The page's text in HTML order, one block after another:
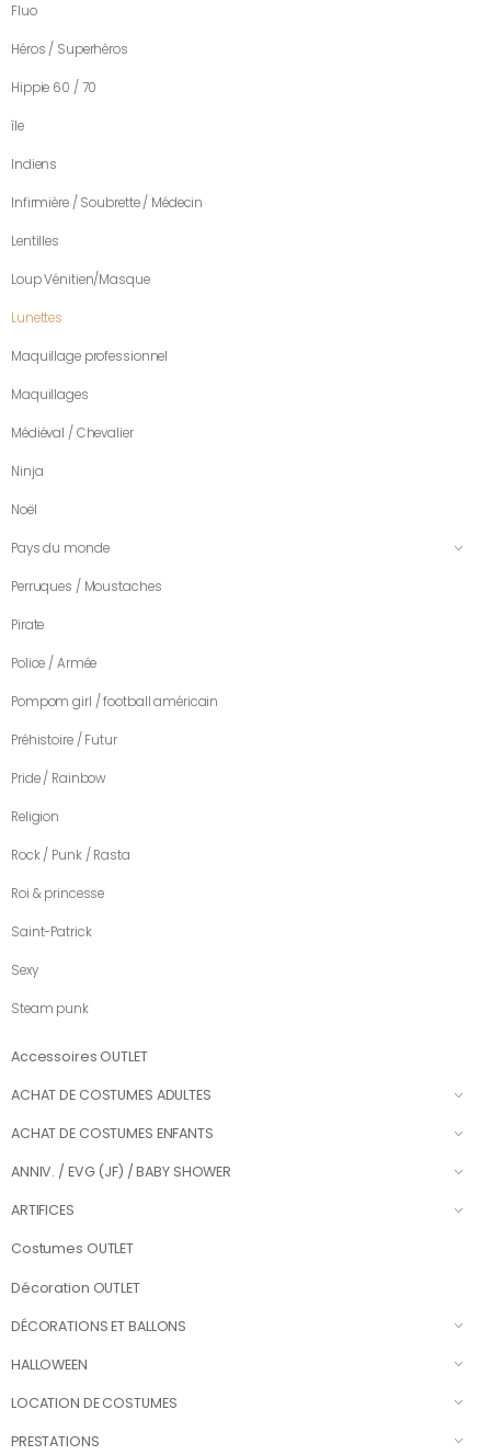
Fluo
Héros / Superhéros
Hippie 60 / 70
île
Indiens
Infirmière / Soubrette / Médecin
Lentilles
Loup Vénitien/Masque
Lunettes
Maquillage professionnel
Maquillages
Médiéval / Chevalier
Ninja
Noël
Pays du monde
Perruques / Moustaches
Pirate
Police / Armée
Pompom girl / football américain
Préhistoire / Futur
Pride / Rainbow
Religion
Rock / Punk / Rasta
Roi & princesse
Saint-Patrick
Sexy
Steam punk
Accessoires OUTLET
ACHAT DE COSTUMES ADULTES
ACHAT DE COSTUMES ENFANTS
ANNIV. / EVG (JF) / BABY SHOWER
ARTIFICES
Costumes OUTLET
Décoration OUTLET
DÉCORATIONS ET BALLONS
HALLOWEEN
LOCATION DE COSTUMES
PRESTATIONS